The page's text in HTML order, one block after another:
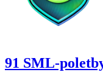
91 SML-